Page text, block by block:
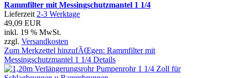
Rammfilter mit Messingschutzmantel 1 1/4
Lieferzeit 2-3 Werktage
49,09 EUR
inkl. 19 % MwSt.
zzgl. Versandkosten
Zum Merkzettel hinzufÃŒgen: Rammfilter mit
Messingschutzmantel 1 1/4 Details